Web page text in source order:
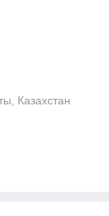
Казахстан